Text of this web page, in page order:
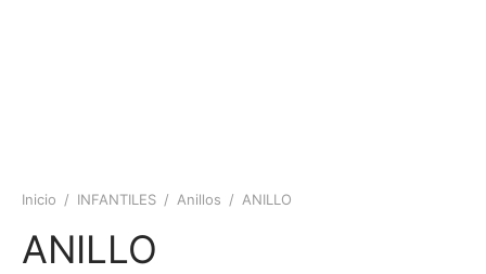
Inicio / INFANTILES / Anillos / ANILLO
ANILLO